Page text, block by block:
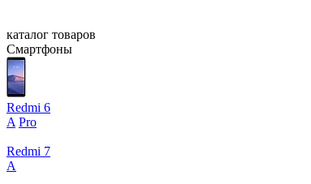
каталог товаров
Смартфоны
Redmi 6
A Pro
Redmi 7
A